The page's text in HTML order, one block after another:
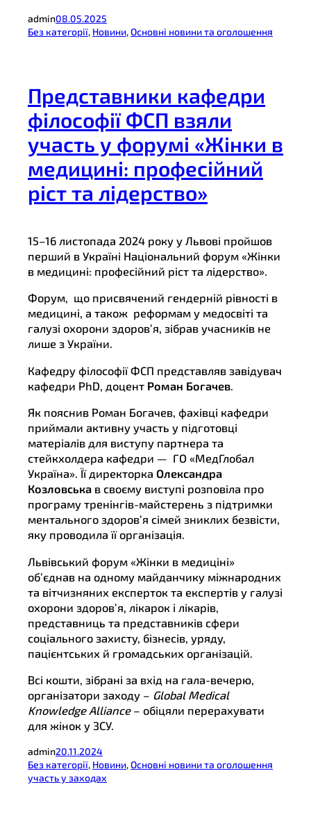
admin08.05.2025
Без категорії, Новини, Основні новини та оголошення
Представники кафедри
філософії ФСП взяли
участь у форумі «Жінки в
медицині: професійний
ріст та лідерство»
15–16 листопада 2024 року у Львові пройшов
перший в Україні Національний форум «Жінки
в медицині: професійний ріст та лідерство».
Форум, що присвячений гендерній рівності в
медицині, а також реформам у медосвіті та
галузі охорони здоров’я, зібрав учасників не
лише з України.
Кафедру філософії ФСП представляв завідувач
кафедри PhD, доцент Роман Богачев.
Як пояснив Роман Богачев, фахівці кафедри
приймали активну участь у підготовці
матеріалів для виступу партнера та
стейкхолдера кафедри — ГО «МедГлобал
Україна». Її директорка Олександра
Козловська в своєму виступі розповіла про
програму тренінгів-майстерень з підтримки
ментального здоров’я сімей зниклих безвісти,
яку проводила її організація.
Львівський форум «Жінки в медиціні»
об’єднав на одному майданчику міжнародних
та вітчизняних експерток та експертів у галузі
охорони здоров’я, лікарок і лікарів,
представниць та представників сфери
соціального захисту, бізнесів, уряду,
пацієнтських й громадських організацій.
Всі кошти, зібрані за вхід на гала-вечерю,
організатори заходу – Global Medical
Knowledge Alliance– обіцяли перерахувати
для жінок у ЗСУ.
admin20.11.2024
Без категорії, Новини, Основні новини та оголошення
участь у заходах